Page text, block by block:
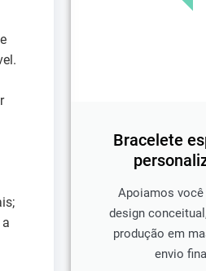
Bracelete
Apoiamos você
design
produção em
envio